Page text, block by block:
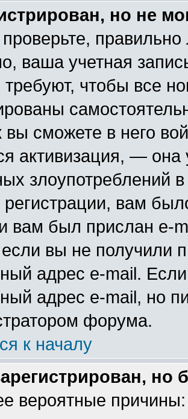
но не
ваша учетная
чтобы все
вы сможете в него
активизация, —
злоупотреблений
вам
вам был прислан e-
вы не получили
адрес e-mail.
адрес e-mail, но
форума.
к началу
но
вероятные